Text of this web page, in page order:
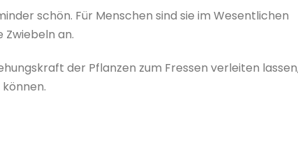
schön. Für Menschen sind sie im Wesentlichen
Zwiebeln an.
der Pflanzen zum Fressen verleiten